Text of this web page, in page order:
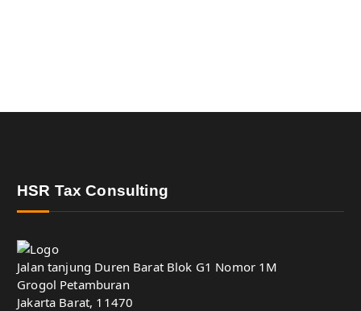
HSR Tax Consulting
Jalan tanjung Duren Barat Blok G1 Nomor 1M
Grogol Petamburan
Jakarta Barat, 11470